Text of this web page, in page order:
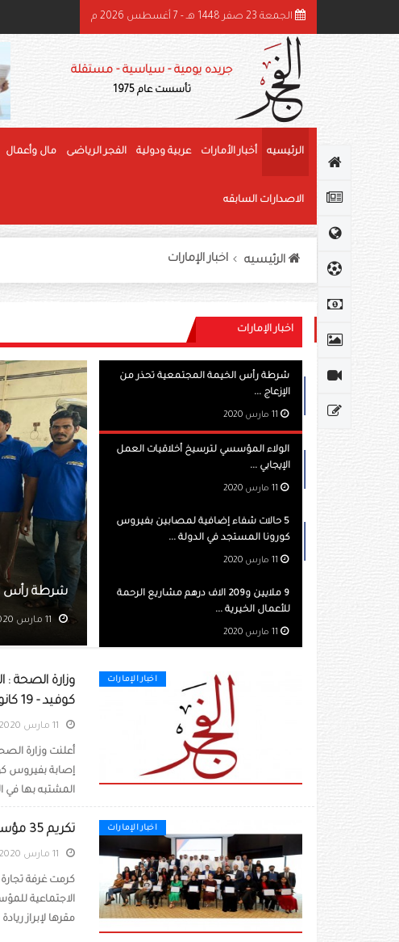
الدولة ونائباه يهنئون رئيس كوت ديفوار بذكرى استقلال بلاده
الجمعة 23 صفر 1448 هـ - 7 أغسطس 2026 م
جريده يومية - سياسية - مستقلة
تأسست عام 1975
الرئيسيه أخبار الأمارات عربية ودولية الفجر الرياضى مال وأعمال
الاصدارات السابقه
الرئيسيه اخبار الإمارات
اخبار الإمارات
شرطة رأس الخيمة المجتمعية تحذر من
الإزعاج ...
الولاء المؤسسي لترسيخ أخلاقيات العمل
الإيجابي ...
5 حالات شفاء إضافية لمصابين بفيروس
كورونا المستجد في الدولة ...
9 ملايين و209 الاف درهم مشاريع الرحمة
للأعمال الخيرية ...
شرطة رأس الخيمة المجتمعية تحذر من الإزعاج
اخبار الإمارات
كوفيد - 19 كانوا جميعا في الحجر الصحي
المشتبه بها في
اخبار الإمارات تكريم 35 مؤسسة حاصلة على علامة غرفة دبي للمسؤولية الاجتماعية
مقرها لإبراز